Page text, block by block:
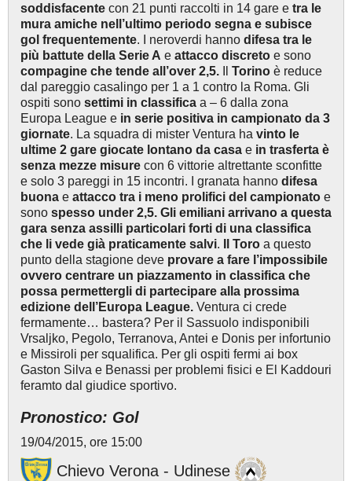
soddisfacente con 21 punti raccolti in 14 gare e tra le
mura amiche nell’ultimo periodo segna e subisce
gol frequentemente. I neroverdi hanno difesa tra le
più battute della Serie A e attacco discreto e sono
compagine che tende all’over 2,5.
Torino è reduce
dal pareggio casalingo per 1 a 1 contro la Roma. Gli
ospiti sono settimi in classifica a – 6 dalla zona
Europa League e in serie positiva in campionato da 3
giornate. La squadra di mister Ventura ha vinto le
ultime 2 gare giocate lontano da casa e in trasferta è
senza mezze misure con 6 vittorie altrettante sconfitte
e solo 3 pareggi in 15 incontri. I granata hanno difesa
buona e attacco tra i meno prolifici del campionato e
sono spesso under 2,5. Gli emiliani arrivano a questa
gara senza assilli particolari forti di una classifica
che li vede già praticamente salvi. Il Toro a questo
punto della stagione deve provare a fare l’impossibile
ovvero centrare un piazzamento in classifica che
possa permettergli di partecipare alla prossima
edizione dell’Europa League. Ventura ci crede
fermamente… bastera? Per il Sassuolo indisponibili
Vrsaljko, Pegolo, Terranova, Antei e Donis per infortunio
e Missiroli per squalifica. Per gli ospiti fermi ai box
Gaston Silva e Benassi per problemi fisici e El Kaddouri
feramto dal giudice sportivo.
Pronostico: Gol
19/04/2015, ore 15:00
Chievo Verona - Udinese